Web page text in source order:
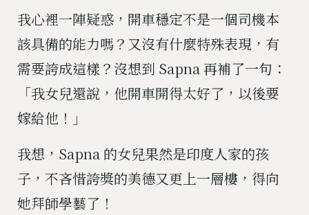
我心裡一陣疑惑，開車穩定不是一個司機本
該具備的能力嗎？又沒有什麼特殊表現，有
需要誇成這樣？沒想到 Sapna 再補了一句：
「我女兒還說，他開車開得太好了，以後要
嫁給他！」
我想，Sapna 的女兒果然是印度人家的孩
子，不吝惜誇獎的美德又更上一層樓，得向
她拜師學藝了！